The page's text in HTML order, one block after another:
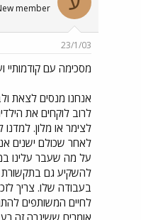
ם
ת
א
member
23/1/03
מסכימה עם קודמותיי
אנחנו מנסים לצאת
לרוב לוקחים את
לצימר או מלון. למדנו
לאחר שכולם ישנים
על מה שעבר עלינו
להשקיע גם בתקשורת
בעבודה שלו. צריך
לחיים המשותפים
אומרים ששיגרה זה